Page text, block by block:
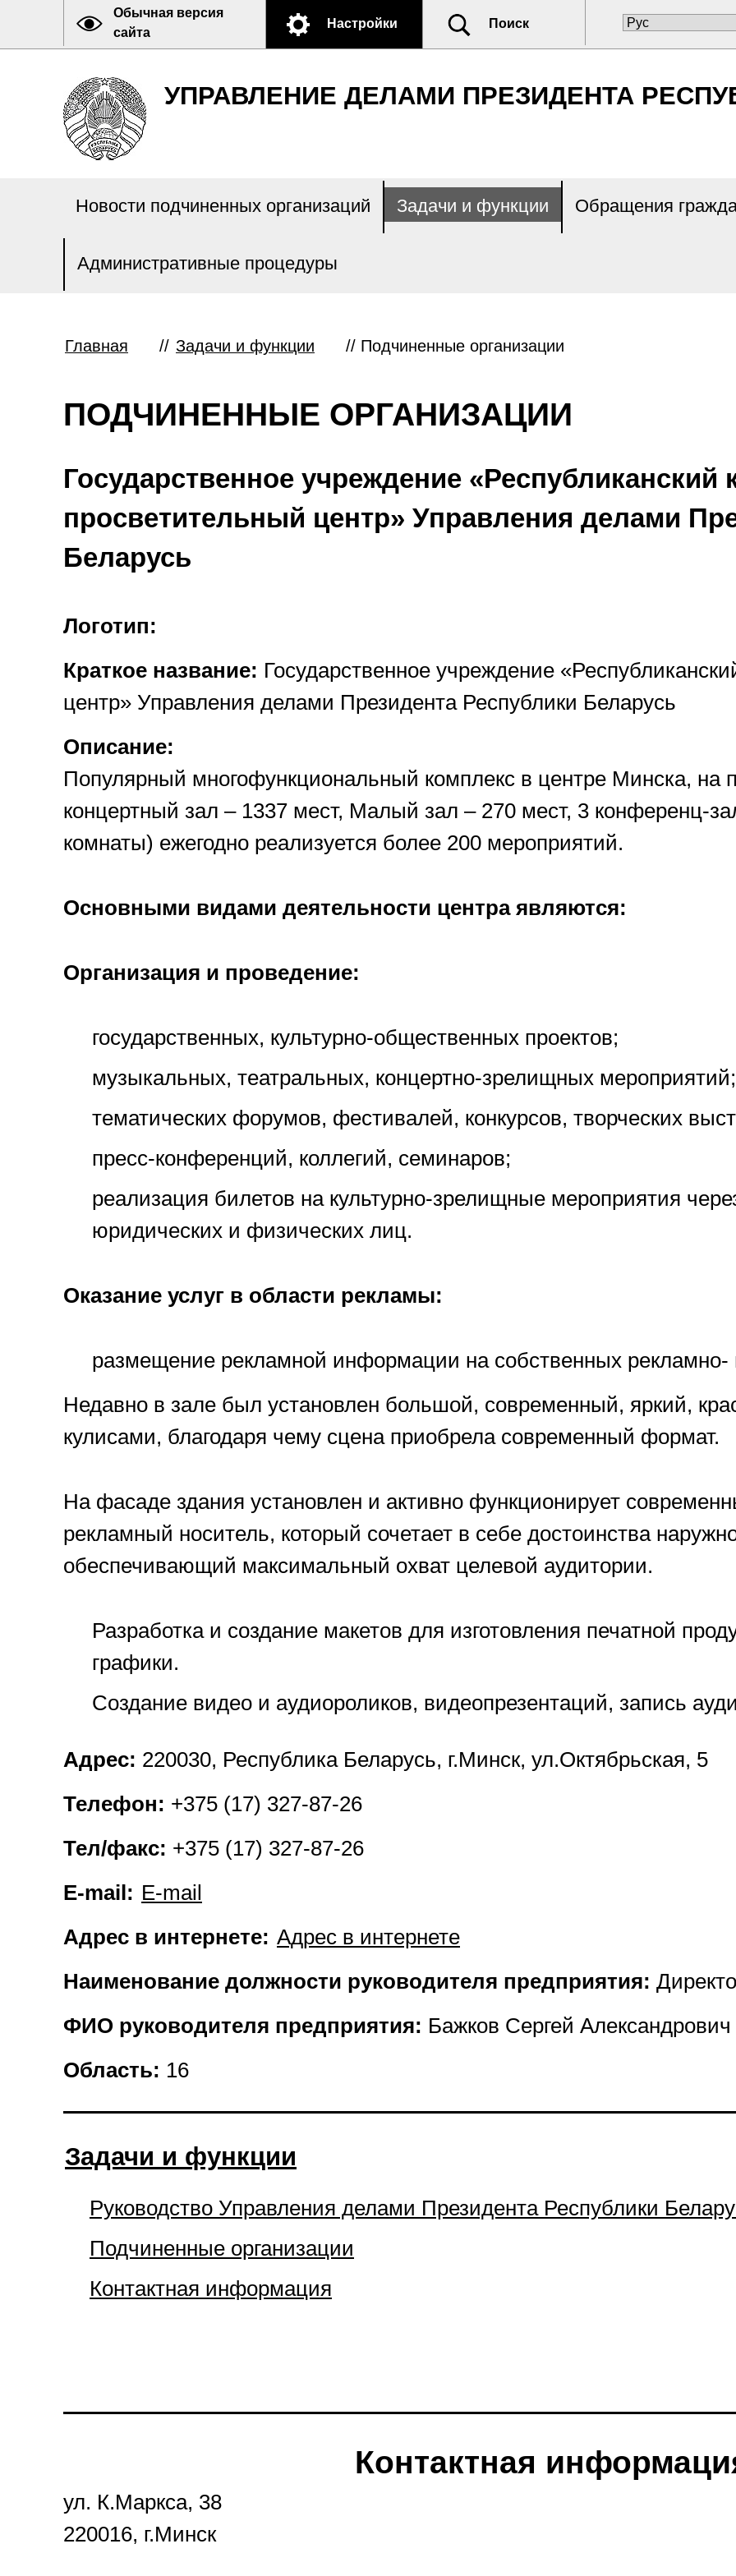
Обычная версия
сайта
Настройки Поиск
УПРАВЛЕНИЕ ДЕЛАМИ ПРЕЗИДЕНТА
Новости подчиненных организаций Задачи и функции Обращения
Административные процедуры
Главная // Задачи и функции // Подчиненные организации
ПОДЧИНЕННЫЕ ОРГАНИЗАЦИИ
Государственное учреждение «Республиканский
просветительный центр» Управления делами
Беларусь
Логотип:
Краткое название: Государственное учреждение
центр» Управления делами Президента Республики Беларусь
Описание:
Популярный многофункциональный комплекс в центре Минска, на
концертный зал – 1337 мест, Малый зал – 270 мест, 3 конференц-
комнаты) ежегодно реализуется более 200 мероприятий.
Основными видами деятельности центра являются:
Организация и проведение:
государственных, культурно-общественных проектов;
музыкальных, театральных, концертно-зрелищных мероприятий;
тематических форумов, фестивалей, конкурсов, творческих
пресс-конференций, коллегий, семинаров;
реализация билетов на культурно-зрелищные мероприятия
юридических и физических лиц.
Оказание услуг в области рекламы:
размещение рекламной информации на собственных
Недавно в зале был установлен большой, современный, яркий,
кулисами, благодаря чему сцена приобрела современный формат.
На фасаде здания установлен и активно функционирует
рекламный носитель, который сочетает в себе достоинства
обеспечивающий максимальный охват целевой аудитории.
Разработка и создание макетов для изготовления печатной
графики.
Создание видео и аудиороликов, видеопрезентаций, запись
Адрес: 220030, Республика Беларусь, г.Минск, ул.Октябрьская, 5
Телефон: +375 (17) 327-87-26
Тел/факс: +375 (17) 327-87-26
E-mail: E-mail
Адрес в интернете: Адрес в интернете
Наименование должности руководителя предприятия:
ФИО руководителя предприятия: Бажков Сергей Александрович
Область: 16
Задачи и функции
Руководство Управления делами Президента Республики
Подчиненные организации
Контактная информация
Контактная
ул. К.Маркса, 38
220016, г.Минск